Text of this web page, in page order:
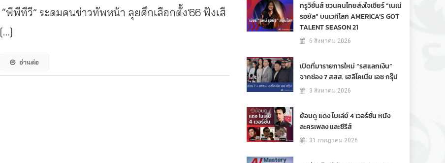
“พีพีทีวี” ระดมคนข่าวทัพหน้า ลุยศึกเลือกตั้ง’66 ฟังเสี
[…]
อ่านต่อ
ทรูวิชั่นส์ ชวนคนไทยส่งใจเชียร์ “เนเน่
รอยัล” บนเวทีโลก AMERICA’S GOT
TALENT SEASON 21
6 สิงหาคม 2026
เปิดที่มารายการใหม่ “รสแลกเงิน”
จากช่อง 7 สสส. เฮลิโคเนีย เอช กรุ๊ป
3 สิงหาคม 2026
ย้อนดู แดง ไบเล่ย์ 4 เวอร์ชั่น หนัง
ละครเพลง และซีรีส์
31 กรกฎาคม 2026